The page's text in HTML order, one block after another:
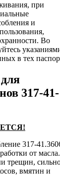
при
и
Во
в тех
317-41-
317-
от масла.
трещин,
вмятин и